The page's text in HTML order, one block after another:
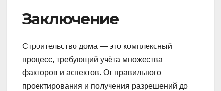
Заключение
Строительство дома — это комплексный
процесс, требующий учёта множества
факторов и аспектов. От правильного
проектирования и получения разрешений до